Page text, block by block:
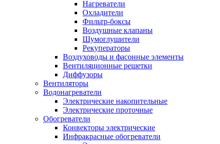
Нагреватели
Охладители
Фильтр-боксы
Воздушные клапаны
Шумоглушители
Рекуператоры
Воздуховоды и фасонные элементы
Вентиляционные решетки
Диффузоры
Вентиляторы
Водонагреватели
Электрические накопительные
Электрические проточные
Обогреватели
Конвекторы электрические
Инфракрасные обогреватели